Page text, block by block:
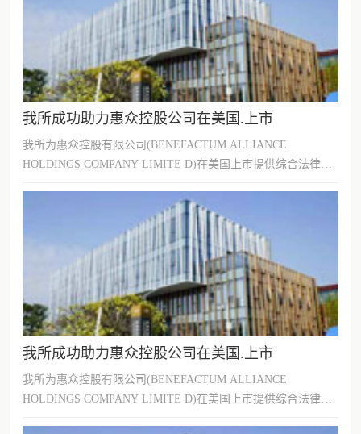
我所成功助力惠众控股公司在美国.上市
我所为惠众控股有限公司(BENEFACTUM ALLIANCE
HOLDINGS COMPANY LIMITE D)在美国上市提供综合法律服
我所成功助力惠众控股公司在美国.上市
我所为惠众控股有限公司(BENEFACTUM ALLIANCE
HOLDINGS COMPANY LIMITE D)在美国上市提供综合法律服